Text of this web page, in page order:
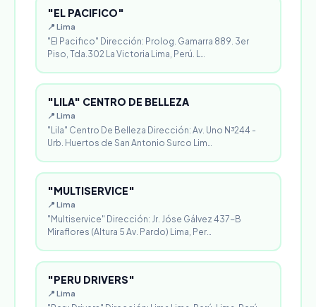
"EL PACIFICO"
📍 Lima
"El Pacifico" Dirección: Prolog. Gamarra 889. 3er
Piso, Tda.302 La Victoria Lima, Perú. L…
"LILA" CENTRO DE BELLEZA
📍 Lima
"Lila" Centro De Belleza Dirección: Av. Uno N³244 -
Urb. Huertos de San Antonio Surco Lim…
"MULTISERVICE"
📍 Lima
"Multiservice" Dirección: Jr. Jóse Gálvez 437-B
Miraflores (Altura 5 Av. Pardo) Lima, Per…
"PERU DRIVERS"
📍 Lima